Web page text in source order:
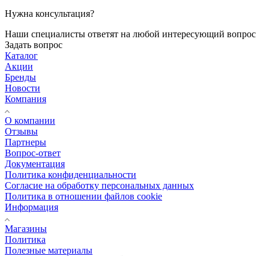
Нужна консультация?
Наши специалисты ответят на любой интересующий вопрос
Задать вопрос
Каталог
Акции
Бренды
Новости
Компания
О компании
Отзывы
Партнеры
Вопрос-ответ
Документация
Политика конфиденциальности
Согласие на обработку персональных данных
Политика в отношении файлов cookie
Информация
Магазины
Политика
Полезные материалы